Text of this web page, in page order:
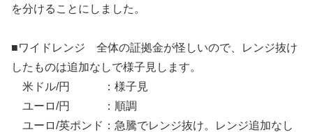
を分けることにしました。
■ワイドレンジ 全体の証拠金が怪しいので、レンジ抜け
したものは追加なしで様子見します。
米ドル/円 ：様子見
ユーロ/円 ：順調
ユーロ/英ポンド：急騰でレンジ抜け。レンジ追加なし